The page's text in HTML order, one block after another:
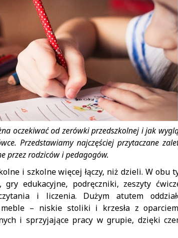
oczekiwać od zerówki przedszkolnej i jak
Przedstawiamy najczęściej przytaczane
przez rodziców i pedagogów.
i szkolne więcej łączy, niż dzieli. W obu
edukacyjne, podręczniki, zeszyty
i liczenia. Dużym atutem
– niskie stoliki i krzesła z
i sprzyjające pracy w grupie, dzięki